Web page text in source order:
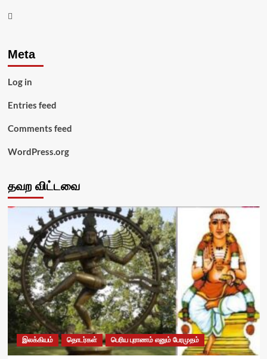
Youtube
Meta
Log in
Entries feed
Comments feed
WordPress.org
தவற விட்டவை
இலக்கியம் தொடர்கள் பெரிய புராணம் எனும் பேரமுதம்